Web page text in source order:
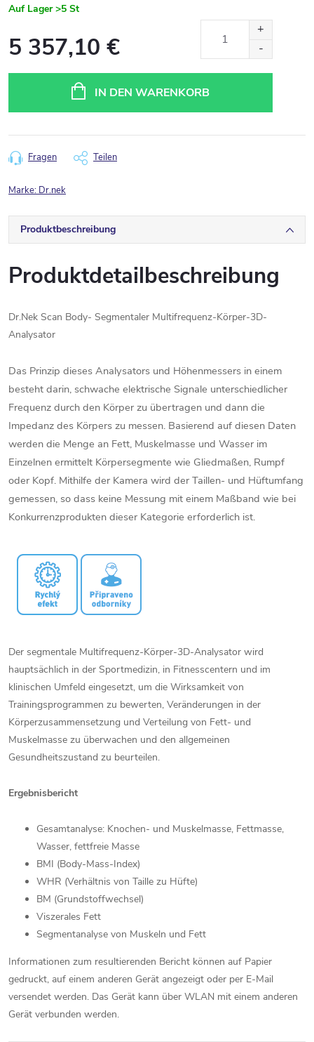
Auf Lager >5 St
5 357,10 €
IN DEN WARENKORB
Fragen Teilen
Marke: Dr.nek
Produktbeschreibung
Produktdetailbeschreibung
Dr.Nek Scan Body- Segmentaler Multifrequenz-Körper-3D-
Analysator
Das Prinzip dieses Analysators und Höhenmessers in einem
besteht darin, schwache elektrische Signale unterschiedlicher
Frequenz durch den Körper zu übertragen und dann die
Impedanz des Körpers zu messen. Basierend auf diesen Daten
werden die Menge an Fett, Muskelmasse und Wasser im
Einzelnen ermittelt Körpersegmente wie Gliedmaßen, Rumpf
oder Kopf. Mithilfe der Kamera wird der Taillen- und Hüftumfang
gemessen, so dass keine Messung mit einem Maßband wie bei
Konkurrenzprodukten dieser Kategorie erforderlich ist.
Der segmentale Multifrequenz-Körper-3D-Analysator wird
hauptsächlich in der Sportmedizin, in Fitnesscentern und im
klinischen Umfeld eingesetzt, um die Wirksamkeit von
Trainingsprogrammen zu bewerten, Veränderungen in der
Körperzusammensetzung und Verteilung von Fett- und
Muskelmasse zu überwachen und den allgemeinen
Gesundheitszustand zu beurteilen.
Ergebnisbericht
Gesamtanalyse: Knochen- und Muskelmasse, Fettmasse,
Wasser, fettfreie Masse
BMI (Body-Mass-Index)
WHR (Verhältnis von Taille zu Hüfte)
BM (Grundstoffwechsel)
Viszerales Fett
Segmentanalyse von Muskeln und Fett
Informationen zum resultierenden Bericht können auf Papier
gedruckt, auf einem anderen Gerät angezeigt oder per E-Mail
versendet werden. Das Gerät kann über WLAN mit einem anderen
Gerät verbunden werden.